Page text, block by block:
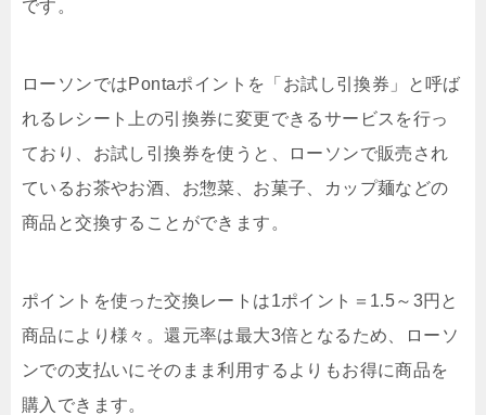
です。
ローソンではPontaポイントを「お試し引換券」と呼ば
れるレシート上の引換券に変更できるサービスを行っ
ており、お試し引換券を使うと、ローソンで販売され
ているお茶やお酒、お惣菜、お菓子、カップ麺などの
商品と交換することができます。
ポイントを使った交換レートは1ポイント＝1.5～3円と
商品により様々。還元率は最大3倍となるため、ローソ
ンでの支払いにそのまま利用するよりもお得に商品を
購入できます。